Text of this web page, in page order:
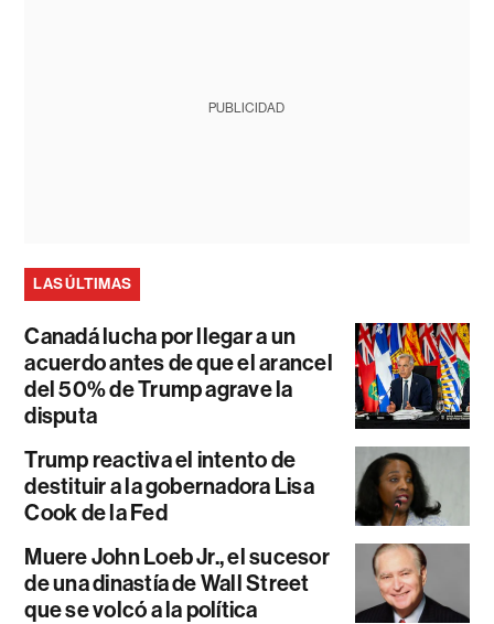
PUBLICIDAD
LAS ÚLTIMAS
Canadá lucha por llegar a un
acuerdo antes de que el arancel
del 50% de Trump agrave la
disputa
Trump reactiva el intento de
destituir a la gobernadora Lisa
Cook de la Fed
Muere John Loeb Jr., el sucesor
de una dinastía de Wall Street
que se volcó a la política